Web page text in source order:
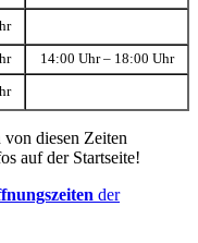
14:00 Uhr – 18:00 Uhr
diesen Zeiten
auf der Startseite!
der